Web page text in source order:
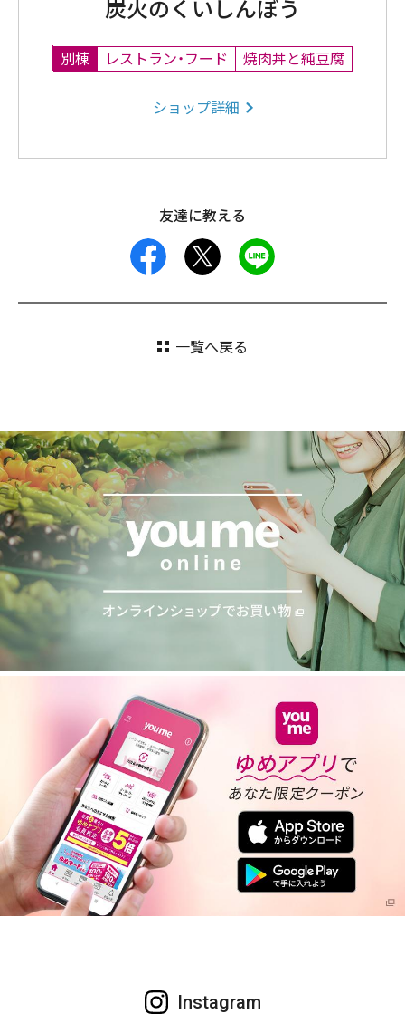
炭火のくいしんぼう
別棟 レストラン・フード 焼肉丼と純豆腐
ショップ詳細
友達に教える
facebook
一覧へ戻る
Instagram